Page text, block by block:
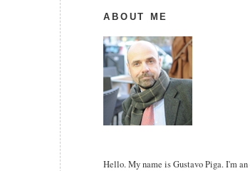
ABOUT ME
Hello. My name is Gustavo Piga. I'm